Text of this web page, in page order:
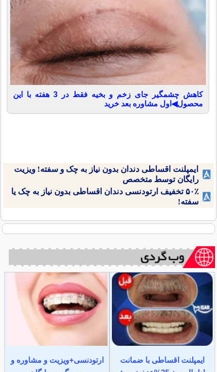
کاهش چشمگیر جای زخم و بخیه فقط در 3 هفته با این
محصول◀اول مشاوره بعد خرید
ایمپلنت اقساطی دندان بدون نیاز به چک و سفته! ویزیت
رایگان توسط متخصص
۵۰٪ تخفیف ارتودنسی دندان اقساطی بدون نیاز به چک یا
سفته!
ایمپلنت اقساطی با ضمانت
ارتودنسی+ویزیت و مشاوره و